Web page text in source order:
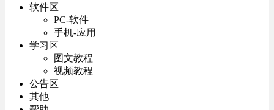
软件区
PC-软件
手机-应用
学习区
图文教程
视频教程
公告区
其他